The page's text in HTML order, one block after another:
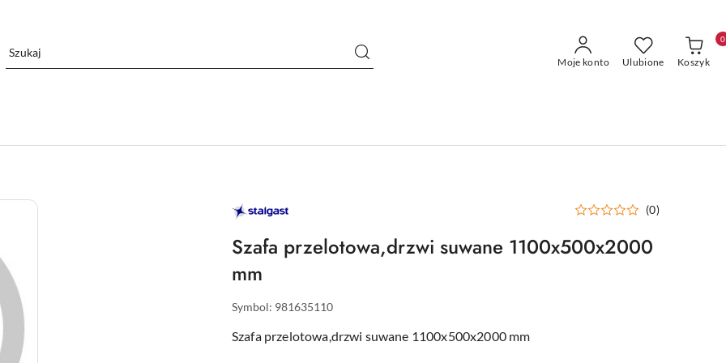
Moje konto Ulubione Koszyk
0
STALGAST
–
DLA
GASTRONOMII
(0)
Szafa przelotowa,drzwi suwane 1100x500x2000
mm
Symbol: 981635110
Szafa przelotowa,drzwi suwane 1100x500x2000 mm